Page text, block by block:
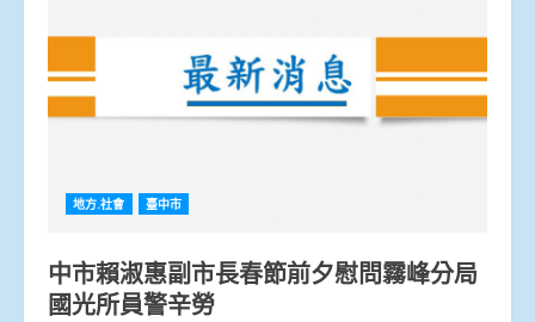
地方.社會 臺中市
中市賴淑惠副市長春節前夕慰問霧峰分局
國光所員警辛勞